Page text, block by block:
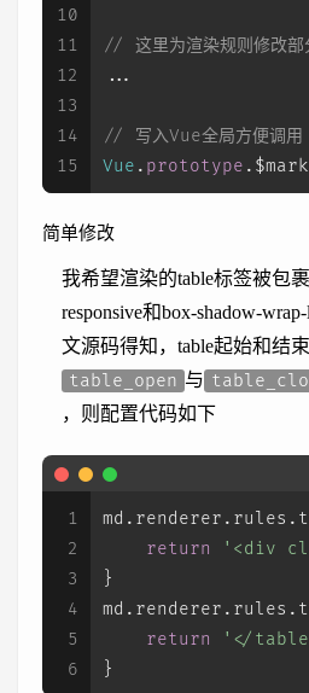
10
11
12
13
14
15
// 这里为渲染规则修改部
...
// 写入Vue全局方便调用
Vue . prototype .
简单修改
我希望渲染的table标签被包
responsive和box-shadow-
文源码得知，table起始和结
table_open 与
，则配置代码如下
1
2
3
4
5
6
md. renderer . rules .
return
'<div
}
md. renderer . rules .
return
'</
}